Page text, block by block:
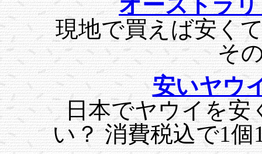
現地で買えば安く
そ
安いヤウ
日本でヤウイを安
い？ 消費税込で1